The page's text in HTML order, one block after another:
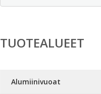
TUOTEALUEET
Alumiinivuoat